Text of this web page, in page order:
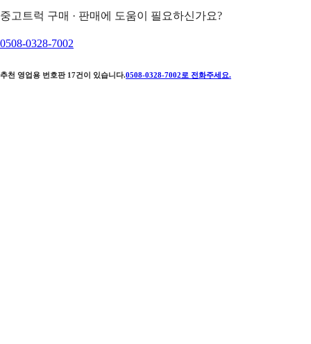
중고트럭 구매 · 판매에 도움이 필요하신가요?
0508-0328-7002
추천 영업용 번호판 17건이 있습니다.0508-0328-7002 로 전화주세요.